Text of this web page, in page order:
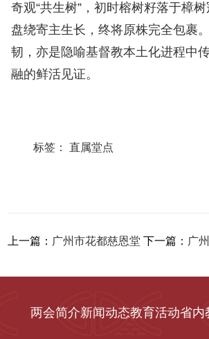
奇观“共生树” ，初时榕树籽落于樟
盘绕寄主生长，终将原株完全包裹
韧，亦是隐喻基督教本土化进程中
融的鲜活见证。
标签：直属堂点
上一篇： 广州市花都慈恩堂 下一篇： 广
两会简介新闻动态教育活动省内